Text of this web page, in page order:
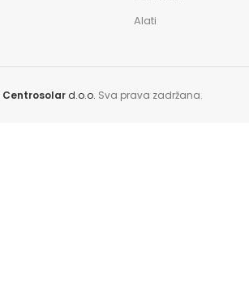
Alati
Centrosolar d.o.o. Sva prava zadržana.